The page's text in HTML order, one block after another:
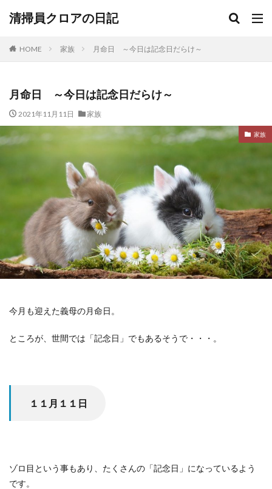
清掃員クロアの日記
HOME 家族 月命日 ～今日は記念日だらけ～
月命日 ～今日は記念日だらけ～
2021年11月11日 家族
家族
今月も迎えた義母の月命日。
ところが、世間では「記念日」でもあるそうで・・・。
１１月１１日
ゾロ目という事もあり、たくさんの「記念日」になっているよう
です。